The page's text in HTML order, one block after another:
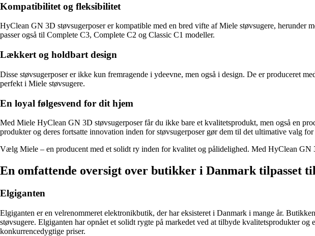
Kompatibilitet og fleksibilitet
HyClean GN 3D støvsugerposer er kompatible med en bred vifte af Miele støvsugere, herunder
passer også til Complete C3, Complete C2 og Classic C1 modeller.
Lækkert og holdbart design
Disse støvsugerposer er ikke kun fremragende i ydeevne, men også i design. De er produceret
perfekt i Miele støvsugere.
En loyal følgesvend for dit hjem
Med Miele HyClean GN 3D støvsugerposer får du ikke bare et kvalitetsprodukt, men også en
produkter og deres fortsatte innovation inden for støvsugerposer gør dem til det ultimative valg
Vælg Miele – en producent med et solidt ry inden for kvalitet og pålidelighed. Med HyClean
En omfattende oversigt over butikker i Danmark tilpasset
Elgiganten
Elgiganten er en velrenommeret elektronikbutik, der har eksisteret i Danmark i mange år.
støvsugere. Elgiganten har opnået et solidt rygte på markedet ved at tilbyde kvalitetsprodukter
konkurrencedygtige priser.